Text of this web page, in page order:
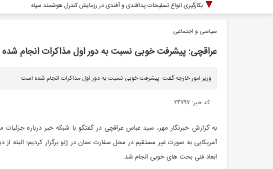
بکارگیری انواع تسلیحات پدافندی و آفندی در رزمایش کنترل هوشمند سپاه
سیاسی و اجتماعی
عراقچی: پیشرفت خوبی نسبت به دور اول مذاکرات انجام
وزیر امور خارجه گفت: پیشرفت خوبی نسبت به دور اول مذاکرات انجام شده است
کد خبر: 24797
به گزارش خبرنگار مهر، سید عباس عراقچی در گفتگو با شبکه خبر درباره جزئیات
آمریکایی به صورت غیر مستقیم در محل سفارت عمان در ژنو برگزار کردیم؛ البته
ابعاد فنی بحث های خوبی انجام شد.